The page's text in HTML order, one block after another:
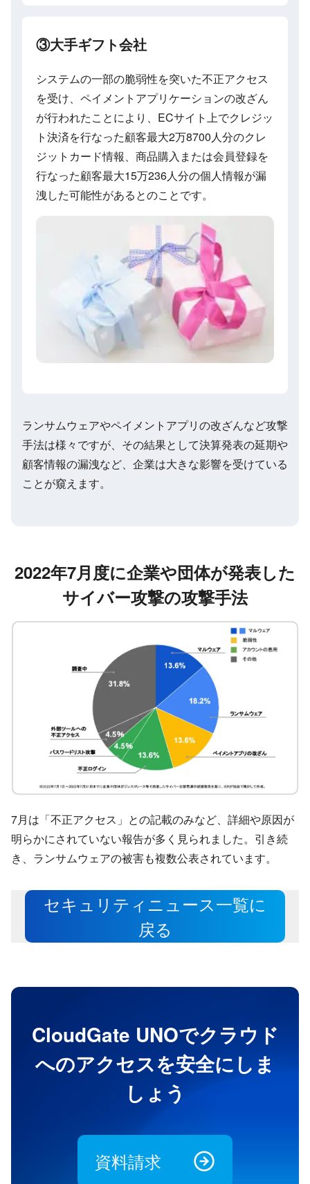
③大手ギフト会社
システムの一部の脆弱性を突いた不正アクセス
を受け、ペイメントアプリケーションの改ざん
が行われたことにより、ECサイト上でクレジッ
ト決済を行なった顧客最大2万8700人分のクレ
ジットカード情報、商品購入または会員登録を
行なった顧客最大15万236人分の個人情報が漏
洩した可能性があるとのことです。
ランサムウェアやペイメントアプリの改ざんなど攻撃
手法は様々ですが、その結果として決算発表の延期や
顧客情報の漏洩など、企業は大きな影響を受けている
ことが窺えます。
2022年7月度に企業や団体が発表した
サイバー攻撃の攻撃手法
7月は「不正アクセス」との記載のみなど、詳細や原因が
明らかにされていない報告が多く見られました。引き続
き、ランサムウェアの被害も複数公表されています。
セキュリティニュース一覧に
戻る
CloudGate UNOでクラウド
へのアクセスを安全にしま
しょう
資料請求